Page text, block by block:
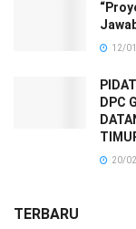
12/
DPC
20/
TERBARU